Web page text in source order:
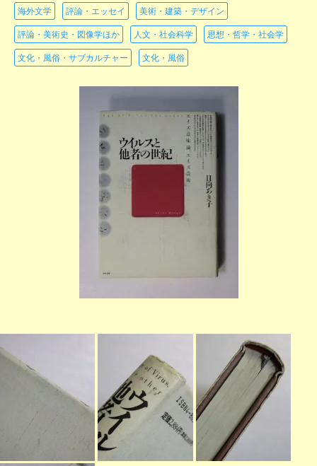
海外文学 評論・エッセイ 美術・建築・デザイン
評論・美術史・図像学ほか 人文・社会科学 思想・哲学・社会学
文化・風俗・サブカルチャー 文化・風俗